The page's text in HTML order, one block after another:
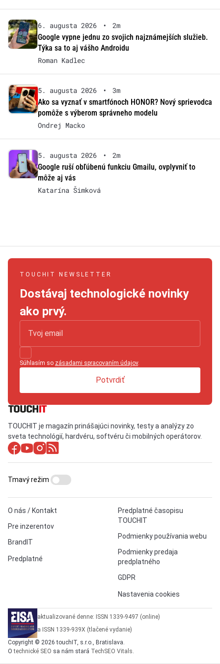
6. augusta 2026 •
2m
Google vypne jednu zo svojich najznámejších služieb.
Týka sa to aj vášho Androidu
Roman Kadlec
5. augusta 2026 •
3m
Ako sa vyznať v smartfónoch HONOR? Nový sprievodca
pomôže s výberom správneho modelu
Ondrej Macko
5. augusta 2026 •
2m
Google ruší obľúbenú funkciu Gmailu, ovplyvniť to
môže aj vás
Katarína Šimková
TOUCHIT NEWSLETTER
Dostávaj technologické novinky
ako prvý.
Súhlasím so zásadami spracovaním údajov.
Potvrdiť
TOUCHIT je magazín prinášajúci novinky, testy a analýzy zo
sveta technológií, hardvéru, softvéru či mobilných operátorov.
O nás / Kontakt
Pre inzerentov
BrandIT
Predplatné
Predplatné časopisu
TOUCHIT
Podmienky používania webu
Podmienky predaja
predplatného
GDPR
Nastavenia cookies
Tmavý režim
aktualizované denne: ISSN 1339-9497 (online)
a ISSN 1339-939X (tlačené vydanie)
Copyright © 2026 touchIT, s.r.o., Bratislava.
Otechnické SEO sa nám stará TechSEO Vitals.